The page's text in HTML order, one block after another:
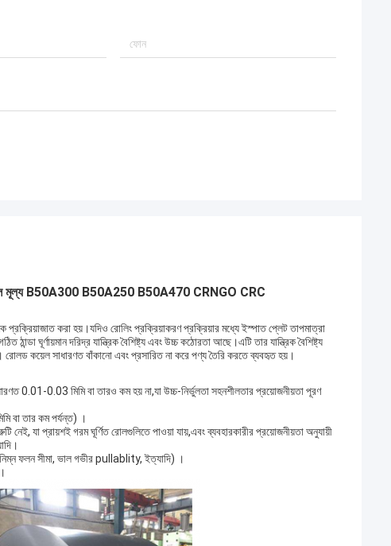
মূল্য B50A300 B50A250 B50A470 CRNGO CRC
প্রক্রিয়াজাত করা হয়।যদিও রোলিং প্রক্রিয়াকরণ প্রক্রিয়ার মধ্যে ইস্পাত প্লেট তাপমাত্রা
ঠান্ডা ঘূর্ণায়মান দরিদ্র যান্ত্রিক বৈশিষ্ট্য এবং উচ্চ কঠোরতা আছে।এটি তার যান্ত্রিক বৈশিষ্ট্য
কয়েল সাধারণত বাঁকানো এবং প্রসারিত না করে পণ্য তৈরি করতে ব্যবহৃত হয়।
0.01-0.03 মিমি বা তারও কম হয় না,যা উচ্চ-নির্ভুলতা সহনশীলতার প্রয়োজনীয়তা পূরণ
বা তার কম পর্যন্ত) ।
নেই, যা প্রায়শই গরম ঘূর্ণিত রোলগুলিতে পাওয়া যায়,এবং ব্যবহারকারীর প্রয়োজনীয়তা অনুযায়ী
নিম্ন ফলন সীমা, ভাল গভীর pullablity, ইত্যাদি) ।